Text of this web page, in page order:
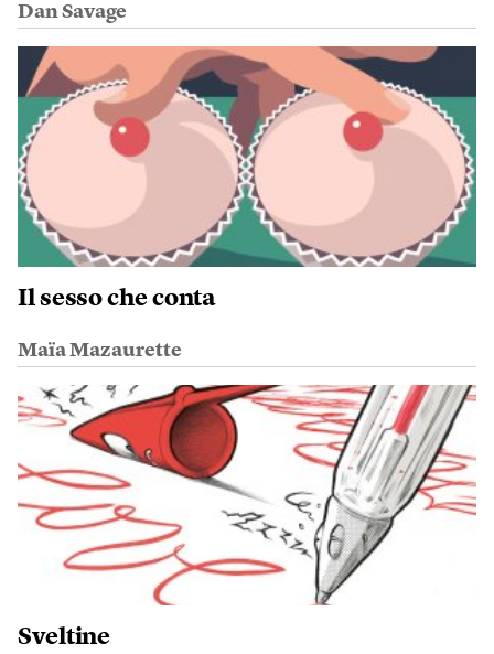
Dan Savage
Il sesso che conta
Maïa Mazaurette
Sveltine